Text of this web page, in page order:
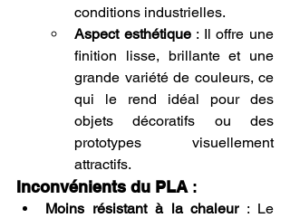
conditions industrielles.
Aspect esthétique : Il offre une
finition lisse, brillante et une
grande variété de couleurs, ce
qui le rend idéal pour des
objets décoratifs ou des
prototypes visuellement
attractifs.
Inconvénients du PLA :
Moins résistant à la chaleur : Le